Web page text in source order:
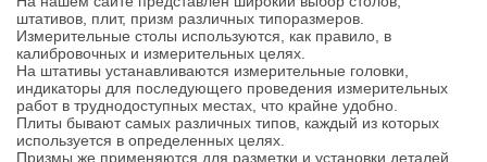
штативов, плит, призм различных типоразмеров.
Измерительные столы используются, как правило, в
калибровочных и измерительных целях.
На штативы устанавливаются измерительные головки,
индикаторы для последующего проведения измерительных
работ в труднодоступных местах, что крайне удобно.
Плиты бывают самых различных типов, каждый из которых
используется в определенных целях.
Призмы же применяются для разметки и установки деталей,